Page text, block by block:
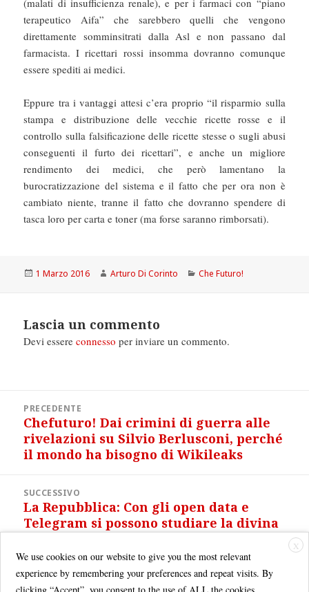
(malati di insufficienza renale), e per i farmaci con “piano
terapeutico Aifa” che sarebbero quelli che vengono
direttamente somminsitrati dalla Asl e non passano dal
farmacista. I ricettari rossi insomma dovranno comunque
essere spediti ai medici.
Eppure tra i vantaggi attesi c’era proprio “il risparmio sulla
stampa e distribuzione delle vecchie ricette rosse e il
controllo sulla falsificazione delle ricette stesse o sugli abusi
conseguenti il furto dei ricettari”, e anche un migliore
rendimento dei medici, che però lamentano la
burocratizzazione del sistema e il fatto che per ora non è
cambiato niente, tranne il fatto che dovranno spendere di
tasca loro per carta e toner (ma forse saranno rimborsati).
Scritto
1 Marzo 2016 Autore
Arturo Di Corinto Categorie
Che Futuro!
Lascia un commento
Devi essereconnesso per inviare un commento.
articoliPRECEDENTE
Articolo
precedente:
Chefuturo! Dai crimini di guerra alle
rivelazioni su Silvio Berlusconi, perché
il mondo ha bisogno di Wikileaks
SUCCESSIVO
Articolo
successivo:
La Repubblica: Con gli open data e
Telegram si possono studiare la divina
X
We use cookies on our website to give you the most relevant
experience by remembering your preferences and repeat visits. By